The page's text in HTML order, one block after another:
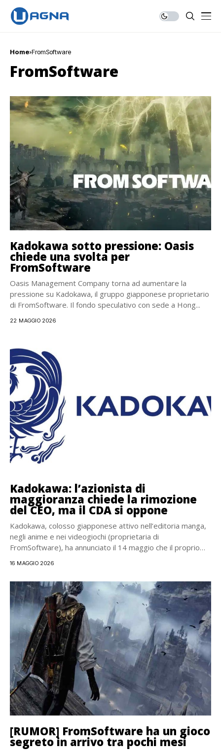
Home FromSoftware
FromSoftware
Kadokawa sotto pressione: Oasis
chiede una svolta per
FromSoftware
Oasis Management Company torna ad aumentare la
pressione su Kadokawa, il gruppo giapponese proprietario
di FromSoftware. Il fondo speculativo con sede a Hong...
22 MAGGIO 2026
Kadokawa: l’azionista di
maggioranza chiede la rimozione
del CEO, ma il CDA si oppone
Kadokawa, colosso giapponese attivo nell’editoria manga,
negli anime e nei videogiochi (proprietaria di
FromSoftware), ha annunciato il 14 maggio che il proprio
16 MAGGIO 2026
[RUMOR] FromSoftware ha un gioco
segreto in arrivo tra pochi mesi